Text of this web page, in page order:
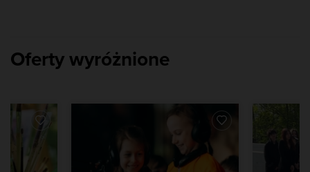
Oferty wyróżnione